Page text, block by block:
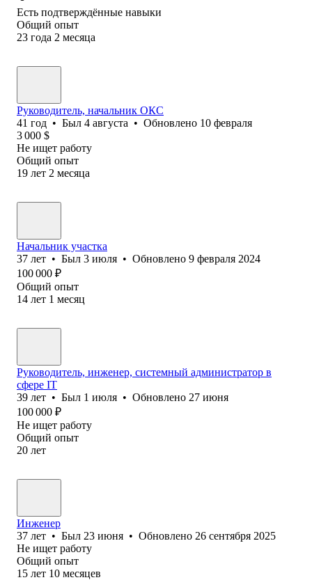
Есть подтверждённые навыки
Общий опыт
23 года 2 месяца
Pуководитель, начальник ОКС
41 год • Был 4 августа • Обновлено 10 февраля
3 000 $
Не ищет работу
Общий опыт
19 лет 2 месяца
Начальник участка
37 лет • Был 3 июля • Обновлено 9 февраля 2024
100 000 ₽
Общий опыт
14 лет 1 месяц
Руководитель, инженер, системный администратор в
сфере IT
39 лет • Был 1 июля • Обновлено 27 июня
100 000 ₽
Не ищет работу
Общий опыт
20 лет
Инженер
37 лет • Был 23 июня • Обновлено 26 сентября 2025
Не ищет работу
Общий опыт
15 лет 10 месяцев